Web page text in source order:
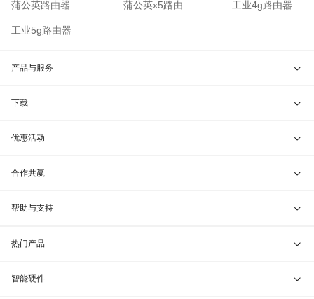
蒲公英路由器 蒲公英x5路由
工业5g路由器
产品与服务
智能组网服务
下载
蒲公英游戏版
蒲公英客户端
蒲公英管理端
蒲公英服务器端
贝锐令牌
优惠活动
兑换码通道
教育折扣
合作共赢
开放平台
渠道合作
行业定制
帮助与支持
联系客服
VIP服务
热门产品
贝锐向日葵 · 远程控制
智能硬件